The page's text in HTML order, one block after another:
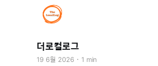
더로컬로그
19 6월 2026 1 min